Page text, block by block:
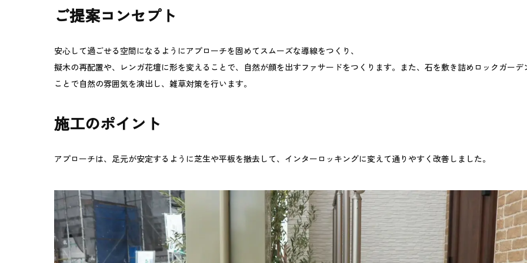
ご提案コンセプト
安心して過ごせる空間になるようにアプローチを固めてスムーズな導線をつくり、
擬木の再配置や、レンガ花壇に形を変えることで、自然が顔を出すファサードをつくります。また、石を敷き詰めロックガーデ
ことで自然の雰囲気を演出し、雑草対策を行います。
施工のポイント
アプローチは、足元が安定するように芝生や平板を撤去して、インターロッキングに変えて通りやすく改善しました。